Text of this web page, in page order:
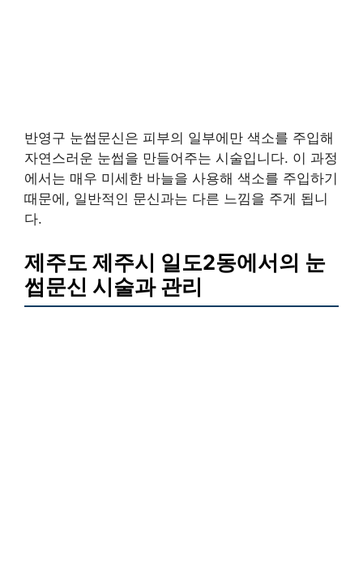
반영구 눈썹문신은 피부의 일부에만 색소를 주입해
자연스러운 눈썹을 만들어주는 시술입니다. 이 과정
에서는 매우 미세한 바늘을 사용해 색소를 주입하기
때문에, 일반적인 문신과는 다른 느낌을 주게 됩니
다.
제주도 제주시 일도2동에서의 눈
썹문신 시술과 관리